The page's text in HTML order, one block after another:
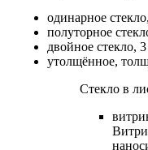
одинарное
полуторное
двойное стекло,
утолщённое,
Стекло в